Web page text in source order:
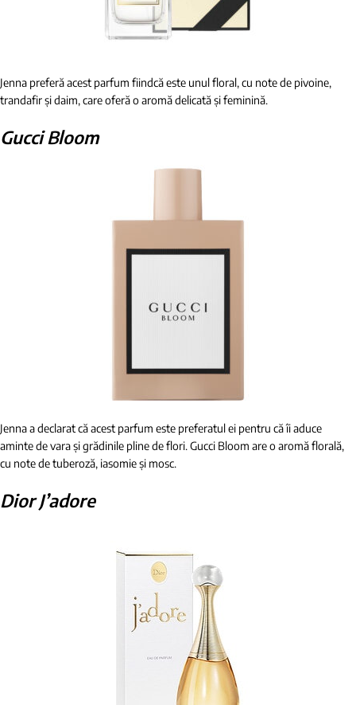
Jenna preferă acest parfum fiindcă este unul floral, cu note de pivoine,
trandafir și daim, care oferă o aromă delicată și feminină.
Gucci Bloom
Jenna a declarat că acest parfum este preferatul ei pentru că îi aduce
aminte de vara și grădinile pline de flori. Gucci Bloom are o aromă florală,
cu note de tuberoză, iasomie și mosc.
Dior J’adore